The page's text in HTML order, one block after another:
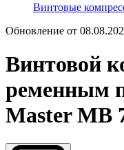
Винтовые
Обновление от
Винтовой
ременным
Master MB